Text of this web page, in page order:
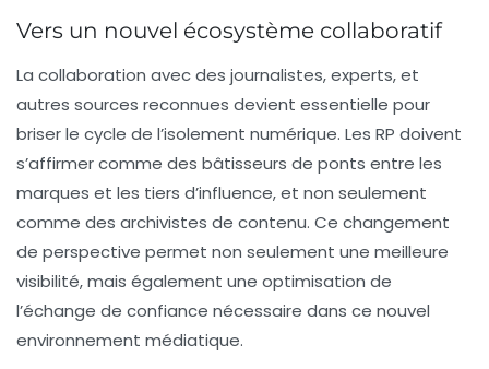
Vers un nouvel écosystème collaboratif
La collaboration avec des journalistes, experts, et
autres sources reconnues devient essentielle pour
briser le cycle de l’isolement numérique. Les RP doivent
s’affirmer comme des bâtisseurs de ponts entre les
marques et les tiers d’influence, et non seulement
comme des archivistes de contenu. Ce changement
de perspective permet non seulement une meilleure
visibilité, mais également une optimisation de
l’échange de confiance nécessaire dans ce nouvel
environnement médiatique.